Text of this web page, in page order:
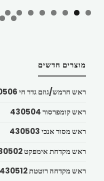
מוצרים חדשים
ראש חרמש/גוזם גדר חי 430506
ראש קומפרסור 430504
ראש מסור אנכי 430503
ראש מקדחת אימפקט 430502
ראש מקדחה רוטטת 430512